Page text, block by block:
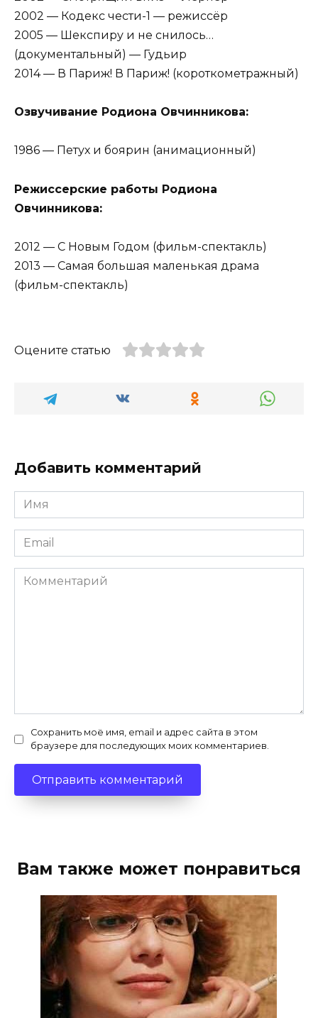
2002 — Кодекс чести-1 — режиссёр
2005 — Шекспиру и не снилось…
(документальный) — Гудьир
2014 — В Париж! В Париж! (короткометражный)
Озвучивание Родиона Овчинникова:
1986 — Петух и боярин (анимационный)
Режиссерские работы Родиона
Овчинникова:
2012 — С Новым Годом (фильм-спектакль)
2013 — Самая большая маленькая драма
(фильм-спектакль)
Оцените статью
Добавить комментарий
Имя
*
Email
*
Комментарий
Сохранить моё имя, email и адрес сайта в этом
браузере для последующих моих комментариев.
Вам также может понравиться